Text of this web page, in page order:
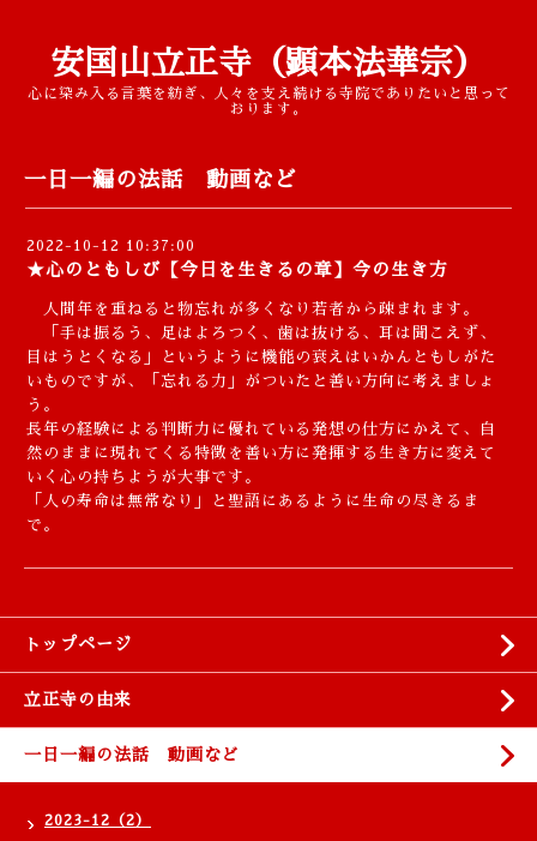
安国山立正寺（顕本法華宗）
心に染み入る言葉を紡ぎ、人々を支え続ける寺院でありたいと思って
おります。
一日一編の法話 動画など
2022-10-12 10:37:00
★心のともしび【今日を生きるの章】今の生き方
人間年を重ねると物忘れが多くなり若者から疎まれます。
「手は振るう、足はよろつく、歯は抜ける、耳は聞こえず、
目はうとくなる」というように機能の衰えはいかんともしがた
いものですが、「忘れる力」がついたと善い方向に考えましょ
う。
長年の経験による判断力に優れている発想の仕方にかえて、自
然のままに現れてくる特徴を善い方に発揮する生き方に変えて
いく心の持ちようが大事です。
「人の寿命は無常なり」と聖語にあるように生命の尽きるま
で。
トップページ
立正寺の由来
一日一編の法話 動画など
2023-12（2）